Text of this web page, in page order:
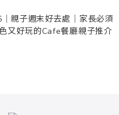
親子週末好去處｜家長必須
又好玩的Cafe餐廳親子推介